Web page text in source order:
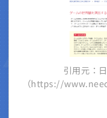
引用元：
（https://